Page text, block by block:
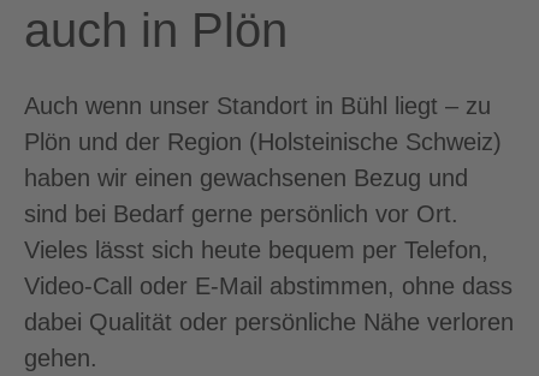
auch in Plön
Auch wenn unser Standort in Bühl liegt – zu
Plön und der Region (Holsteinische Schweiz)
haben wir einen gewachsenen Bezug und
sind bei Bedarf gerne persönlich vor Ort.
Vieles lässt sich heute bequem per Telefon,
Video-Call oder E-Mail abstimmen, ohne dass
dabei Qualität oder persönliche Nähe verloren
gehen.